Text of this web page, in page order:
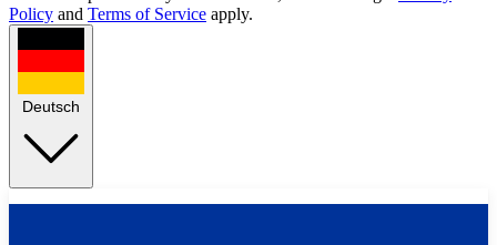
Policy and Terms of Service apply.
Deutsch